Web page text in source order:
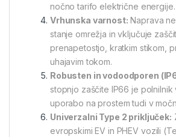
nočno tarifo električne energije.
Vrhunska varnost: Naprava
stanje omrežja in vključuje
prenapetostjo, kratkim stikom,
uhajavim tokom.
Robusten in vodoodporen
stopnjo zaščite IP66 je polnilnik
uporabo na prostem tudi v
Univerzalni Type 2 priključek:
evropskimi EV in PHEV vozili